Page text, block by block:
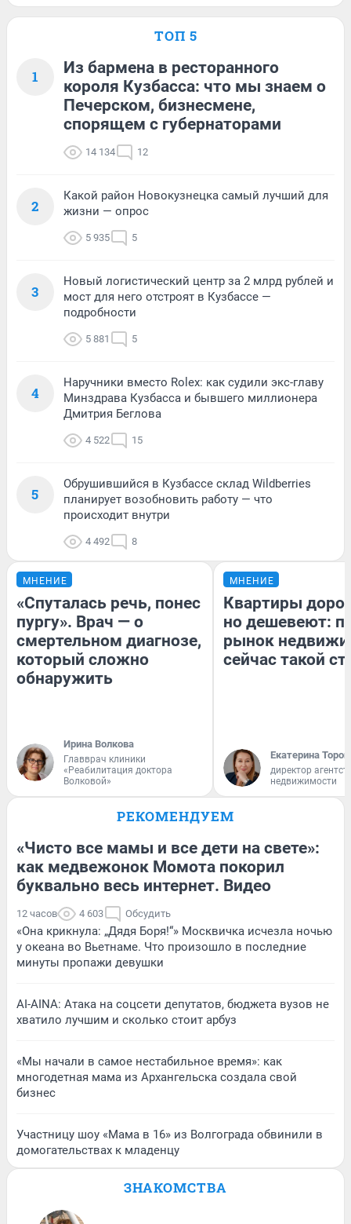
ТОП 5
1
Из бармена в ресторанного
короля Кузбасса: что мы знаем о
Печерском, бизнесмене,
спорящем с губернаторами
14 134 12
2
Какой район Новокузнецка самый лучший для
жизни — опрос
5 935 5
3
Новый логистический центр за 2 млрд рублей и
мост для него отстроят в Кузбассе —
подробности
5 881 5
4
Наручники вместо Rolex: как судили экс-главу
Минздрава Кузбасса и бывшего миллионера
Дмитрия Беглова
4 522 15
5
Обрушившийся в Кузбассе склад Wildberries
планирует возобновить работу — что
происходит внутри
4 492 8
МНЕНИЕ
«Спуталась речь, понес
пургу». Врач — о
смертельном диагнозе,
который сложно
обнаружить
Ирина Волкова
Главврач клиники
«Реабилитация доктора
Волковой»
МНЕНИЕ
Квартиры
но дешевеют:
рынок
сейчас такой
Екатерина
директор
недвижимости
РЕКОМЕНДУЕМ
«Чисто все мамы и все дети на свете»:
как медвежонок Момота покорил
буквально весь интернет. Видео
12 часов 4 603 Обсудить
«Она крикнула: „Дядя Боря!“» Москвичка исчезла ночью
у океана во Вьетнаме. Что произошло в последние
минуты пропажи девушки
AI-AINA: Атака на соцсети депутатов, бюджета вузов не
хватило лучшим и сколько стоит арбуз
«Мы начали в самое нестабильное время»: как
многодетная мама из Архангельска создала свой
бизнес
Участницу шоу «Мама в 16» из Волгограда обвинили в
домогательствах к младенцу
ЗНАКОМСТВА